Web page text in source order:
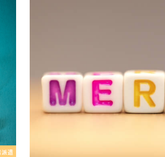
遣